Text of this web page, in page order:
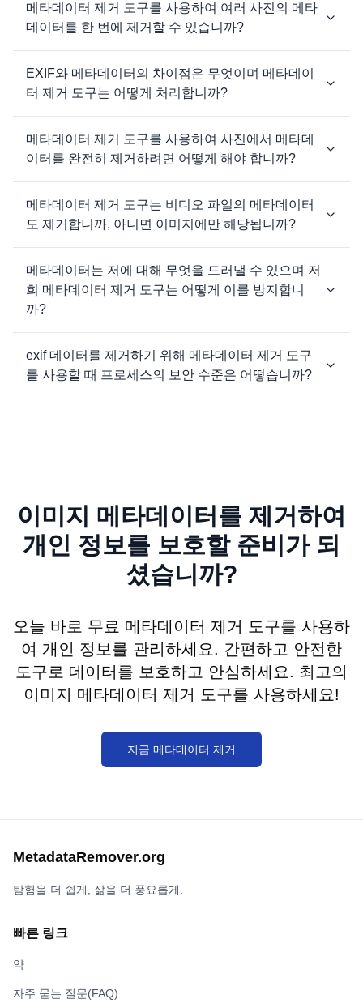
메타데이터 제거 도구를 사용하여 여러 사진의 메타
데이터를 한 번에 제거할 수 있습니까?
EXIF와 메타데이터의 차이점은 무엇이며 메타데이
터 제거 도구는 어떻게 처리합니까?
메타데이터 제거 도구를 사용하여 사진에서 메타데
이터를 완전히 제거하려면 어떻게 해야 합니까?
메타데이터 제거 도구는 비디오 파일의 메타데이터
도 제거합니까, 아니면 이미지에만 해당됩니까?
메타데이터는 저에 대해 무엇을 드러낼 수 있으며 저
희 메타데이터 제거 도구는 어떻게 이를 방지합니
까?
exif 데이터를 제거하기 위해 메타데이터 제거 도구
를 사용할 때 프로세스의 보안 수준은 어떻습니까?
이미지 메타데이터를 제거하여
개인 정보를 보호할 준비가 되
셨습니까?
오늘 바로 무료 메타데이터 제거 도구를 사용하
여 개인 정보를 관리하세요. 간편하고 안전한
도구로 데이터를 보호하고 안심하세요. 최고의
이미지 메타데이터 제거 도구를 사용하세요!
지금 메타데이터 제거
MetadataRemover.org
탐험을 더 쉽게, 삶을 더 풍요롭게.
빠른 링크
약
자주 묻는 질문(FAQ)